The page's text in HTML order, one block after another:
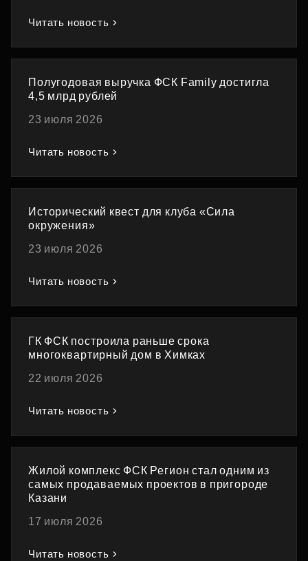
Читать новость
Полугодовая выручка ФСК Family достигла
4,5 млрд рублей
23 июля 2026
Читать новость
Исторический квест для клуба «Сила
окружения»
23 июля 2026
Читать новость
ГК ФСК построила раньше срока
многоквартирный дом в Химках
22 июля 2026
Читать новость
Жилой комплекс ФСК Регион стал одним из
самых продаваемых проектов в пригороде
Казани
17 июля 2026
Читать новость